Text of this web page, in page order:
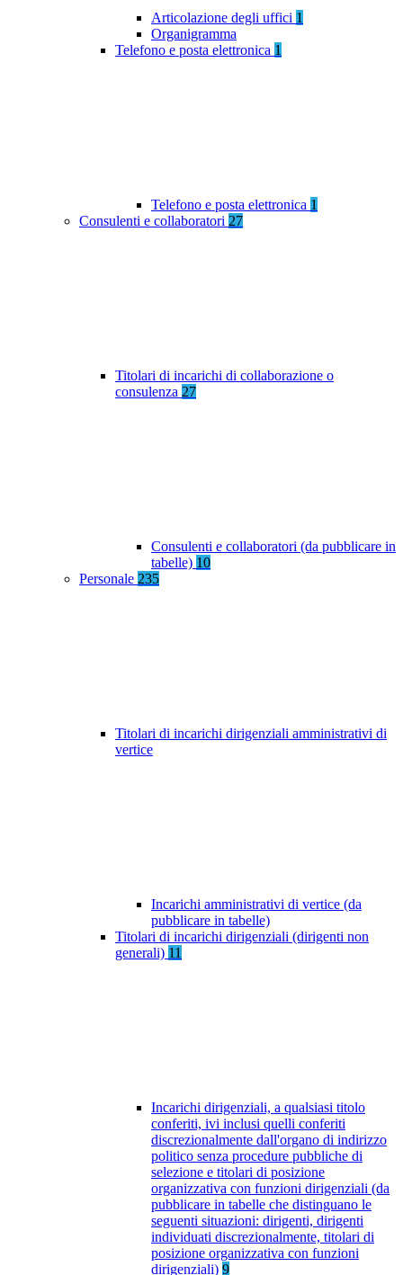
Articolazione degli uffici 1
Organigramma
Telefono e posta elettronica 1
Telefono e posta elettronica 1
Consulenti e collaboratori 27
Titolari di incarichi di collaborazione o
consulenza 27
Consulenti e collaboratori (da pubblicare in
tabelle) 10
Personale 235
Titolari di incarichi dirigenziali amministrativi di
vertice
Incarichi amministrativi di vertice (da
pubblicare in tabelle)
Titolari di incarichi dirigenziali (dirigenti non
generali) 11
Incarichi dirigenziali, a qualsiasi titolo
conferiti, ivi inclusi quelli conferiti
discrezionalmente dall'organo di indirizzo
politico senza procedure pubbliche di
selezione e titolari di posizione
organizzativa con funzioni dirigenziali (da
pubblicare in tabelle che distinguano le
seguenti situazioni: dirigenti, dirigenti
individuati discrezionalmente, titolari di
posizione organizzativa con funzioni
dirigenziali) 9